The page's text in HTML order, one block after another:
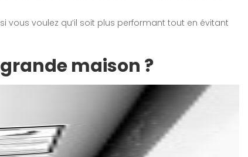
vous voulez qu’il soit plus performant tout en évitant
maison ?